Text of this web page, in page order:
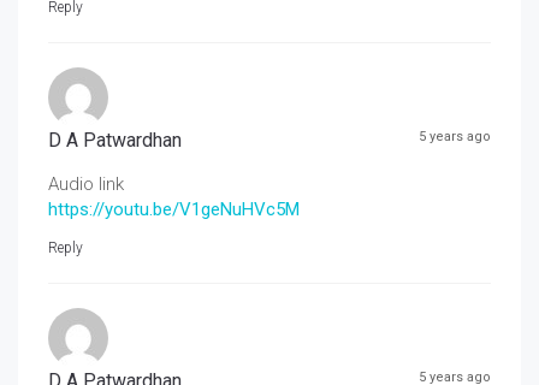
Reply
D A Patwardhan 5 years ago
Audio link
https://youtu.be/V1geNuHVc5M
Reply
5 years ago